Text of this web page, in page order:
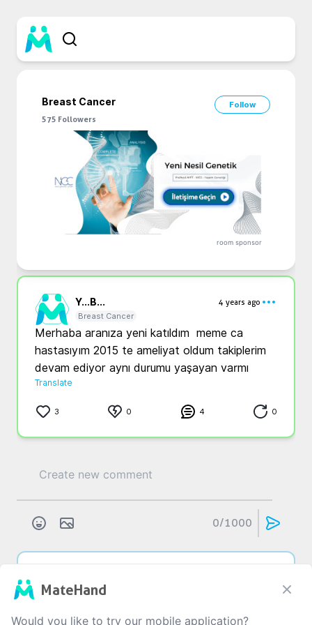
Breast Cancer
Follow
575 Followers
room sponsor
Y...B...
4 years ago
Breast Cancer
Merhaba aranıza yeni katıldım  meme ca
hastasıyım 2015 te ameliyat oldum takiplerim
devam ediyor aynı durumu yaşayan varmı
Translate
3 0 4 0
0/1000
Meme - Göğüs Kanseri
MateHand
Would you like to try our mobile application?